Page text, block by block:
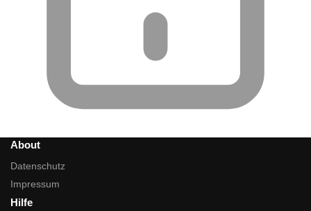
About
Datenschutz
Impressum
Hilfe